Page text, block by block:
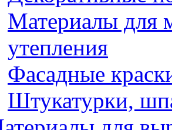
Материалы для
утепления
Фасадные
Штукатурки,